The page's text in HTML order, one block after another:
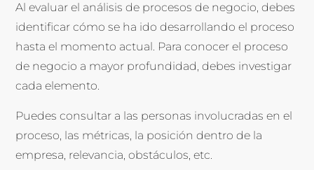
Al evaluar el análisis de procesos de negocio, debes
identificar cómo se ha ido desarrollando el proceso
hasta el momento actual. Para conocer el proceso
de negocio a mayor profundidad, debes investigar
cada elemento.
Puedes consultar a las personas involucradas en el
proceso, las métricas, la posición dentro de la
empresa, relevancia, obstáculos, etc.